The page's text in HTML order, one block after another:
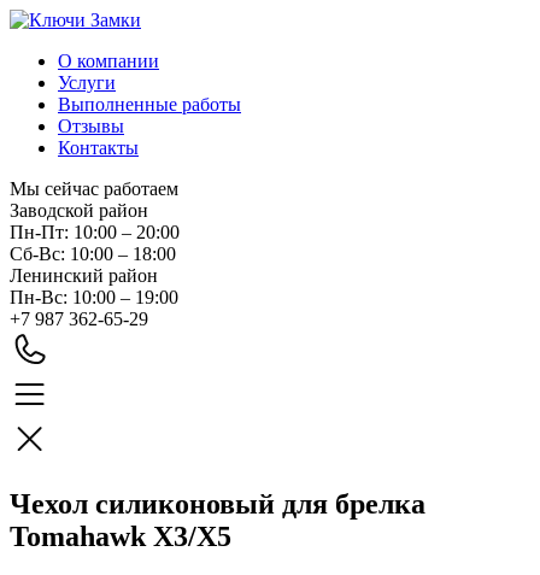
О компании
Услуги
Выполненные работы
Отзывы
Контакты
Мы сейчас работаем
Заводской район
Пн-Пт: 10:00 – 20:00
Сб-Вс: 10:00 – 18:00
Ленинский район
Пн-Вс: 10:00 – 19:00
+7 987 362-65-29
Чехол силиконовый для брелка
Tomahawk Х3/Х5